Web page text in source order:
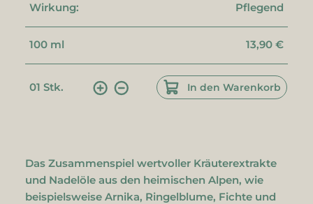
Das Zusammenspiel wertvoller Kräuterextrakte
und Nadelöle aus den heimischen Alpen, wie
beispielsweise Arnika, Ringelblume, Fichte und
Wirkung: Pflegend
100 ml 13,90 €
01 Stk. In den Warenkorb